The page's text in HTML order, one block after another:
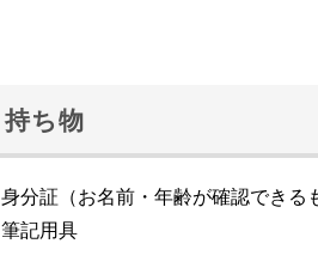
持ち物
身分証（お名前・年齢が確認できる
筆記用具